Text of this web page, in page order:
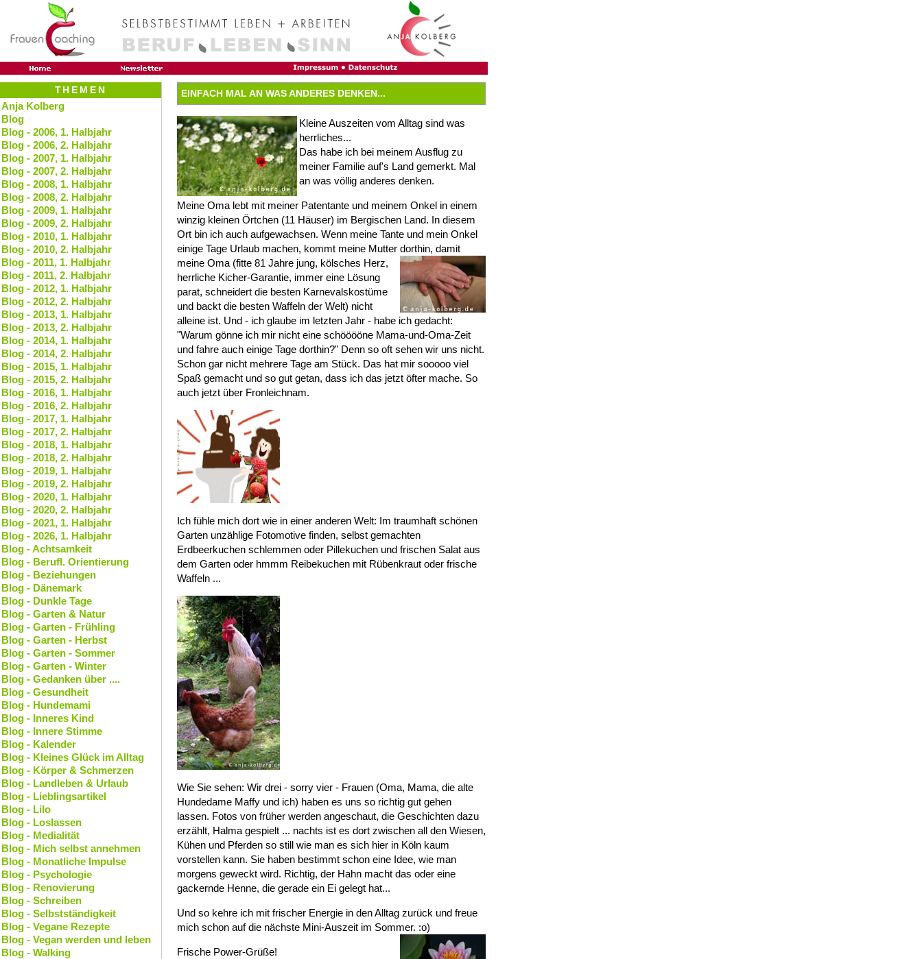
EINFACH MAL AN WAS ANDERES DENKEN...
Kleine Auszeiten vom Alltag sind was
herrliches...
Das habe ich bei meinem Ausflug zu
meiner Familie auf's Land gemerkt. Mal
an was völlig anderes denken.
Meine Oma lebt mit meiner Patentante und meinem Onkel in einem
winzig kleinen Örtchen (11 Häuser) im Bergischen Land. In diesem
Ort bin ich auch aufgewachsen. Wenn meine Tante und mein Onkel
einige Tage Urlaub machen, kommt meine Mutter dorthin, damit
meine Oma (fitte 81 Jahre jung, kölsches Herz,
herrliche Kicher-Garantie, immer eine Lösung
parat, schneidert die besten Karnevalskostüme
und backt die besten Waffeln der Welt) nicht
alleine ist. Und - ich glaube im letzten Jahr - habe ich gedacht:
"Warum gönne ich mir nicht eine schööööne Mama-und-Oma-Zeit
und fahre auch einige Tage dorthin?" Denn so oft sehen wir uns nicht.
Schon gar nicht mehrere Tage am Stück. Das hat mir sooooo viel
Spaß gemacht und so gut getan, dass ich das jetzt öfter mache. So
auch jetzt über Fronleichnam.
Ich fühle mich dort wie in einer anderen Welt: Im traumhaft schönen
Garten unzählige Fotomotive finden, selbst gemachten
Erdbeerkuchen schlemmen oder Pillekuchen und frischen Salat aus
dem Garten oder hmmm Reibekuchen mit Rübenkraut oder frische
Waffeln ...
Wie Sie sehen: Wir drei - sorry vier - Frauen (Oma, Mama, die alte
Hundedame Maffy und ich) haben es uns so richtig gut gehen
lassen. Fotos von früher werden angeschaut, die Geschichten dazu
erzählt, Halma gespielt ... nachts ist es dort zwischen all den Wiesen,
Kühen und Pferden so still wie man es sich hier in Köln kaum
vorstellen kann. Sie haben bestimmt schon eine Idee, wie man
morgens geweckt wird. Richtig, der Hahn macht das oder eine
gackernde Henne, die gerade ein Ei gelegt hat...
Und so kehre ich mit frischer Energie in den Alltag zurück und freue
mich schon auf die nächste Mini-Auszeit im Sommer. :o)
Frische Power-Grüße!
THEMEN
Anja Kolberg
Blog
Blog - 2006, 1. Halbjahr
Blog - 2006, 2. Halbjahr
Blog - 2007, 1. Halbjahr
Blog - 2007, 2. Halbjahr
Blog - 2008, 1. Halbjahr
Blog - 2008, 2. Halbjahr
Blog - 2009, 1. Halbjahr
Blog - 2009, 2. Halbjahr
Blog - 2010, 1. Halbjahr
Blog - 2010, 2. Halbjahr
Blog - 2011, 1. Halbjahr
Blog - 2011, 2. Halbjahr
Blog - 2012, 1. Halbjahr
Blog - 2012, 2. Halbjahr
Blog - 2013, 1. Halbjahr
Blog - 2013, 2. Halbjahr
Blog - 2014, 1. Halbjahr
Blog - 2014, 2. Halbjahr
Blog - 2015, 1. Halbjahr
Blog - 2015, 2. Halbjahr
Blog - 2016, 1. Halbjahr
Blog - 2016, 2. Halbjahr
Blog - 2017, 1. Halbjahr
Blog - 2017, 2. Halbjahr
Blog - 2018, 1. Halbjahr
Blog - 2018, 2. Halbjahr
Blog - 2019, 1. Halbjahr
Blog - 2019, 2. Halbjahr
Blog - 2020, 1. Halbjahr
Blog - 2020, 2. Halbjahr
Blog - 2021, 1. Halbjahr
Blog - 2026, 1. Halbjahr
Blog - Achtsamkeit
Blog - Berufl. Orientierung
Blog - Beziehungen
Blog - Dänemark
Blog - Dunkle Tage
Blog - Garten & Natur
Blog - Garten - Frühling
Blog - Garten - Herbst
Blog - Garten - Sommer
Blog - Garten - Winter
Blog - Gedanken über ....
Blog - Gesundheit
Blog - Hundemami
Blog - Inneres Kind
Blog - Innere Stimme
Blog - Kalender
Blog - Kleines Glück im Alltag
Blog - Körper & Schmerzen
Blog - Landleben & Urlaub
Blog - Lieblingsartikel
Blog - Lilo
Blog - Loslassen
Blog - Medialität
Blog - Mich selbst annehmen
Blog - Monatliche Impulse
Blog - Psychologie
Blog - Renovierung
Blog - Schreiben
Blog - Selbstständigkeit
Blog - Vegane Rezepte
Blog - Vegan werden und leben
Blog - Walking